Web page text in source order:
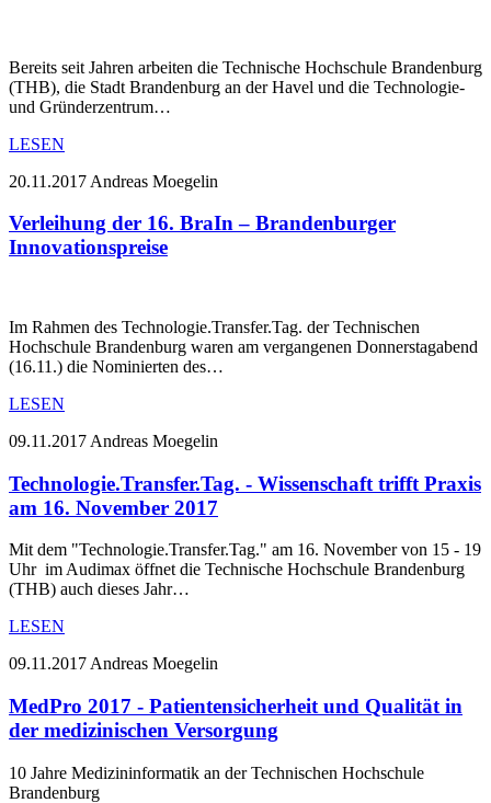
Bereits seit Jahren arbeiten die Technische Hochschule Brandenburg
(THB), die Stadt Brandenburg an der Havel und die Technologie-
und Gründerzentrum…
LESEN
20.11.2017 Andreas Moegelin
Verleihung der 16. BraIn – Brandenburger
Innovationspreise
Im Rahmen des Technologie.Transfer.Tag. der Technischen
Hochschule Brandenburg waren am vergangenen Donnerstagabend
(16.11.) die Nominierten des…
LESEN
09.11.2017 Andreas Moegelin
Technologie.Transfer.Tag. - Wissenschaft trifft Praxis
am 16. November 2017
Mit dem "Technologie.Transfer.Tag." am 16. November von 15 - 19
Uhr im Audimax öffnet die Technische Hochschule Brandenburg
(THB) auch dieses Jahr…
LESEN
09.11.2017 Andreas Moegelin
MedPro 2017 - Patientensicherheit und Qualität in
der medizinischen Versorgung
10 Jahre Medizininformatik an der Technischen Hochschule
Brandenburg